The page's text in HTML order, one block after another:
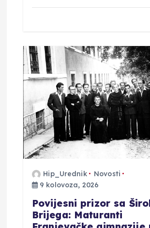
Hip_Urednik
Novosti
9 kolovoza, 2026
Povijesni prizor sa
Brijega: Maturanti